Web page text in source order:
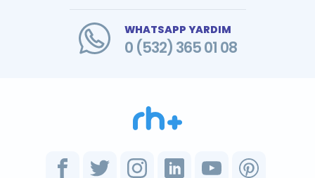
WHATSAPP YARDIM
0 (532) 365 01 08